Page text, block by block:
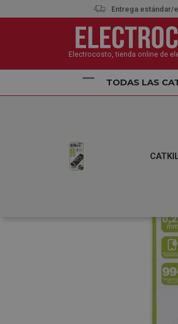
Entrega estándar/
Electrocosto, tienda online de
TODAS LAS